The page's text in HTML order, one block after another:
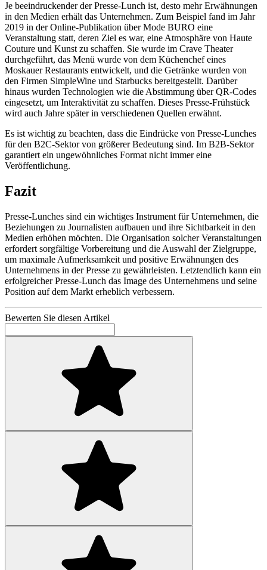
Je beeindruckender der Presse-Lunch ist, desto mehr Erwähnungen
in den Medien erhält das Unternehmen. Zum Beispiel fand im Jahr
2019 in der Online-Publikation über Mode BURO eine
Veranstaltung statt, deren Ziel es war, eine Atmosphäre von Haute
Couture und Kunst zu schaffen. Sie wurde im Crave Theater
durchgeführt, das Menü wurde von dem Küchenchef eines
Moskauer Restaurants entwickelt, und die Getränke wurden von
den Firmen SimpleWine und Starbucks bereitgestellt. Darüber
hinaus wurden Technologien wie die Abstimmung über QR-Codes
eingesetzt, um Interaktivität zu schaffen. Dieses Presse-Frühstück
wird auch Jahre später in verschiedenen Quellen erwähnt.
Es ist wichtig zu beachten, dass die Eindrücke von Presse-Lunches
für den B2C-Sektor von größerer Bedeutung sind. Im B2B-Sektor
garantiert ein ungewöhnliches Format nicht immer eine
Veröffentlichung.
Fazit
Presse-Lunches sind ein wichtiges Instrument für Unternehmen, die
Beziehungen zu Journalisten aufbauen und ihre Sichtbarkeit in den
Medien erhöhen möchten. Die Organisation solcher Veranstaltungen
erfordert sorgfältige Vorbereitung und die Auswahl der Zielgruppe,
um maximale Aufmerksamkeit und positive Erwähnungen des
Unternehmens in der Presse zu gewährleisten. Letztendlich kann ein
erfolgreicher Presse-Lunch das Image des Unternehmens und seine
Position auf dem Markt erheblich verbessern.
Bewerten Sie diesen Artikel